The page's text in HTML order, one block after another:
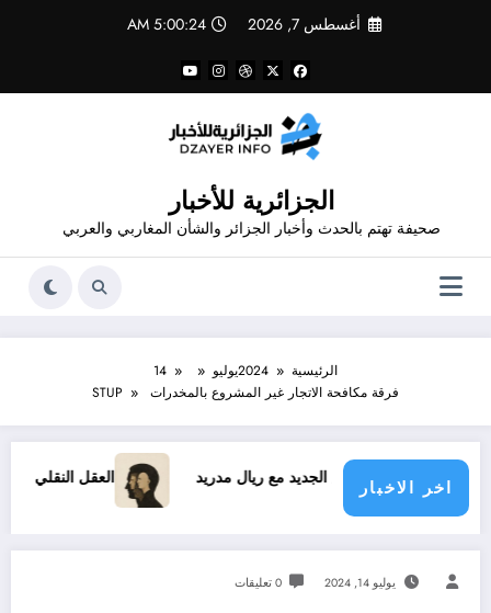
أغسطس 7, 2026 5:00:25 AM
الجزائرية للأخبار
صحيفة تهتم بالحدث وأخبار الجزائر والشأن المغاربي والعربي
الرئيسية 2024يوليو
14
فرقة مكافحة الاتجار غير المشروع بالمخدرات STUP
اخر الاخبار
عقد فينيسيوس الجديد مع ريال مدريد العقل النقلي لا يبدع
يوليو 14, 2024 0 تعليقات